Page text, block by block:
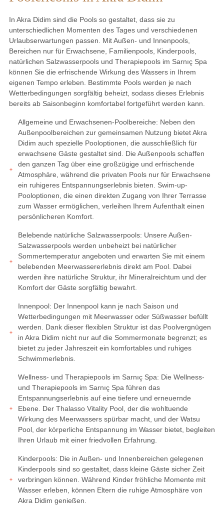
In Akra Didim sind die Pools so gestaltet, dass sie zu
unterschiedlichen Momenten des Tages und verschiedenen
Urlaubserwartungen passen. Mit Außen- und Innenpools,
Bereichen nur für Erwachsene, Familienpools, Kinderpools,
natürlichen Salzwasserpools und Therapiepools im Sarnıç Spa
können Sie die erfrischende Wirkung des Wassers in Ihrem
eigenen Tempo erleben. Bestimmte Pools werden je nach
Wetterbedingungen sorgfältig beheizt, sodass dieses Erlebnis
bereits ab Saisonbeginn komfortabel fortgeführt werden kann.
Allgemeine und Erwachsenen-Poolbereiche: Neben den
Außenpoolbereichen zur gemeinsamen Nutzung bietet Akra
Didim auch spezielle Pooloptionen, die ausschließlich für
erwachsene Gäste gestaltet sind. Die Außenpools schaffen
den ganzen Tag über eine großzügige und erfrischende
Atmosphäre, während die privaten Pools nur für Erwachsene
ein ruhigeres Entspannungserlebnis bieten. Swim-up-
Pooloptionen, die einen direkten Zugang von Ihrer Terrasse
zum Wasser ermöglichen, verleihen Ihrem Aufenthalt einen
persönlicheren Komfort.
Belebende natürliche Salzwasserpools: Unsere Außen-
Salzwasserpools werden unbeheizt bei natürlicher
Sommertemperatur angeboten und erwarten Sie mit einem
belebenden Meerwassererlebnis direkt am Pool. Dabei
werden ihre natürliche Struktur, ihr Mineralreichtum und der
Komfort der Gäste sorgfältig bewahrt.
Innenpool: Der Innenpool kann je nach Saison und
Wetterbedingungen mit Meerwasser oder Süßwasser befüllt
werden. Dank dieser flexiblen Struktur ist das Poolvergnügen
in Akra Didim nicht nur auf die Sommermonate begrenzt; es
bietet zu jeder Jahreszeit ein komfortables und ruhiges
Schwimmerlebnis.
Wellness- und Therapiepools im Sarnıç Spa: Die Wellness-
und Therapiepools im Sarnıç Spa führen das
Entspannungserlebnis auf eine tiefere und erneuernde
Ebene. Der Thalasso Vitality Pool, der die wohltuende
Wirkung des Meerwassers spürbar macht, und der Watsu
Pool, der körperliche Entspannung im Wasser bietet, begleiten
Ihren Urlaub mit einer friedvollen Erfahrung.
Kinderpools: Die in Außen- und Innenbereichen gelegenen
Kinderpools sind so gestaltet, dass kleine Gäste sicher Zeit
verbringen können. Während Kinder fröhliche Momente mit
Wasser erleben, können Eltern die ruhige Atmosphäre von
Akra Didim genießen.